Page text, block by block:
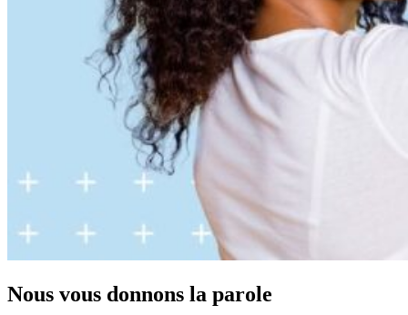
Nous vous donnons la parole